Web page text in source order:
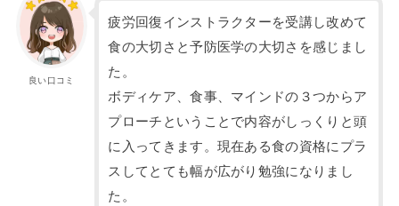
良い口コミ
疲労回復インストラクターを受講し改めて
食の大切さと予防医学の大切さを感じまし
た。
ボディケア、食事、マインドの３つからア
プローチということで内容がしっくりと頭
に入ってきます。現在ある食の資格にプラ
スしてとても幅が広がり勉強になりまし
た。